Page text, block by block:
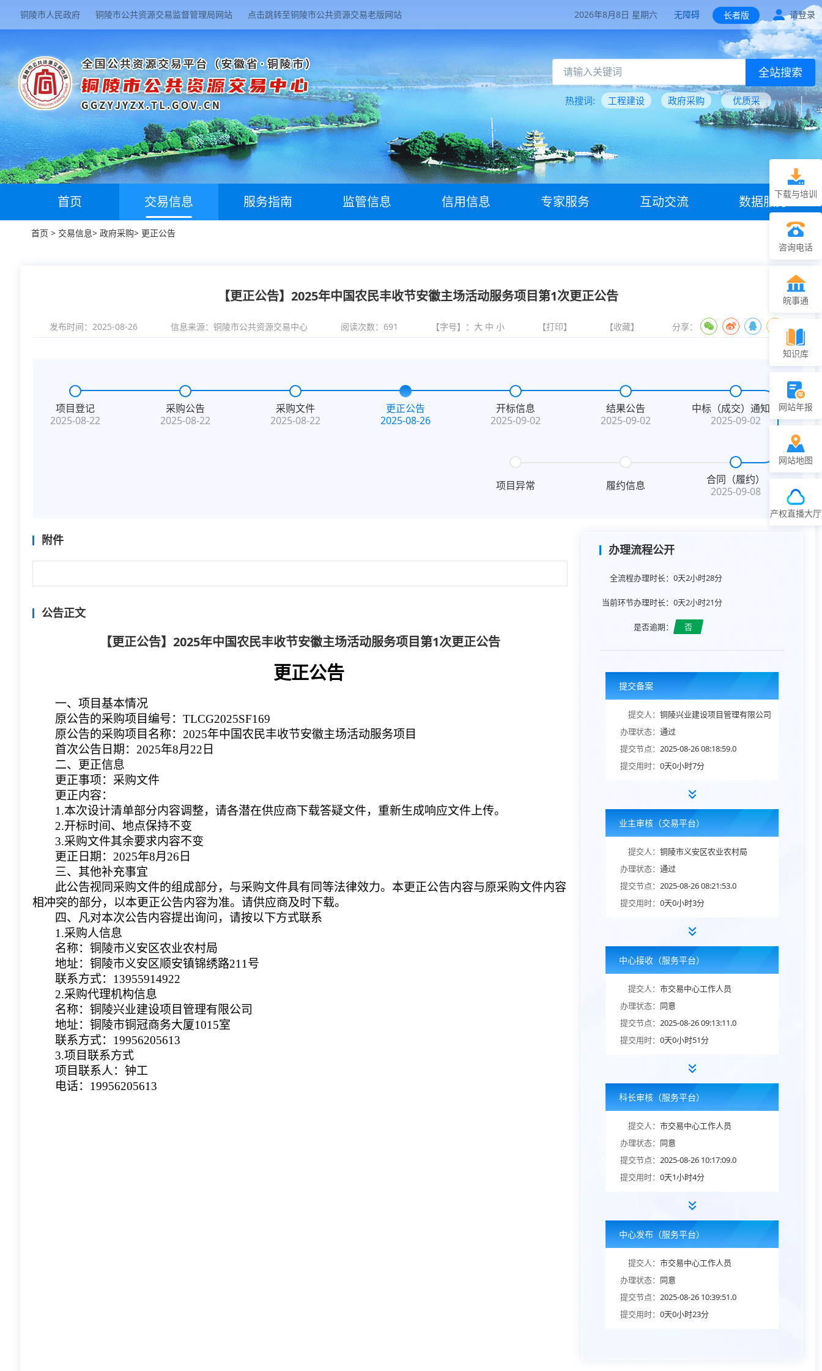
铜陵市人民政府 铜陵市公共资源交易监督管理局网站 点击跳转至铜陵市公共资源交易老版网站 2026年8月8日 星期六 无障碍 长者版 请登录
全站搜索
热搜词: 工程建设 政府采购 优质采
首页 交易信息 服务指南 监管信息 信用信息 专家服务 互动交流 数据服务
首页 > 交易信息> 政府采购> 更正公告
【更正公告】2025年中国农民丰收节安徽主场活动服务项目第1次更正公告
发布时间：2025-08-26 信息来源： 铜陵市公共资源交易中心 阅读次数： 691 【字号】： 大 中 小 【打印】 【收藏】 分享：
项目登记
2025-08-22
采购公告
2025-08-22
采购文件
2025-08-22
更正公告
2025-08-26
开标信息
2025-09-02
结果公告
2025-09-02
中标（成交）通知书
2025-09-02
合同（履约）
2025-09-08
履约信息
项目异常
附件
公告正文
【更正公告】2025年中国农民丰收节安徽主场活动服务项目第1次更正公告
更正公告
一、项目基本情况
原公告的采购项目编号：TLCG2025SF169
原公告的采购项目名称：2025年中国农民丰收节安徽主场活动服务项目
首次公告日期：2025年8月22日
二、更正信息
更正事项：采购文件
更正内容：
1.本次设计清单部分内容调整，请各潜在供应商下载答疑文件，重新生成响应文件上传。
2.开标时间、地点保持不变
3.采购文件其余要求内容不变
更正日期：2025年8月26日
三、其他补充事宜
此公告视同采购文件的组成部分，与采购文件具有同等法律效力。本更正公告内容与原采购文件内容
相冲突的部分，以本更正公告内容为准。请供应商及时下载。
四、凡对本次公告内容提出询问，请按以下方式联系
1.采购人信息
名称：铜陵市义安区农业农村局
地址：铜陵市义安区顺安镇锦绣路211号
联系方式： 13955914922
2.采购代理机构信息
名称：铜陵兴业建设项目管理有限公司
地址：铜陵市铜冠商务大厦1015室
联系方式：19956205613
3.项目联系方式
项目联系人：钟工
电话：19956205613
办理流程公开
全流程办理时长：0天2小时28分
当前环节办理时长：0天2小时21分
是否逾期： 否
提交备案
提交人： 铜陵兴业建设项目管理有限公司
办理状态： 通过
提交节点： 2025-08-26 08:18:59.0
提交用时： 0天0小时7分
业主审核（交易平台）
提交人： 铜陵市义安区农业农村局
办理状态： 通过
提交节点： 2025-08-26 08:21:53.0
提交用时： 0天0小时3分
中心接收（服务平台）
提交人： 市交易中心工作人员
办理状态： 同意
提交节点： 2025-08-26 09:13:11.0
提交用时： 0天0小时51分
科长审核（服务平台）
提交人： 市交易中心工作人员
办理状态： 同意
提交节点： 2025-08-26 10:17:09.0
提交用时： 0天1小时4分
中心发布（服务平台）
提交人： 市交易中心工作人员
办理状态： 同意
提交节点： 2025-08-26 10:39:51.0
提交用时： 0天0小时23分
下载与培训
咨询电话
皖事通
知识库
网站年报
网站地图
产权直播大厅